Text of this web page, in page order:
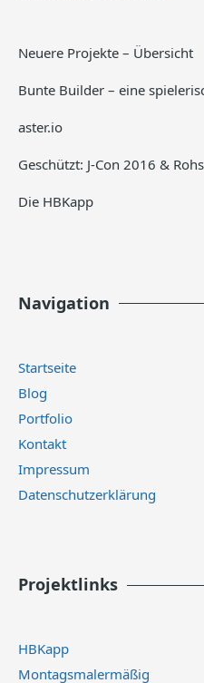
Neuere Projekte – Übersicht
Bunte Builder – eine
aster.io
Geschützt: J-Con 2016 &
Die HBKapp
Navigation
Startseite
Blog
Portfolio
Kontakt
Impressum
Datenschutzerklärung
Projektlinks
HBKapp
Montagsmalermäßig